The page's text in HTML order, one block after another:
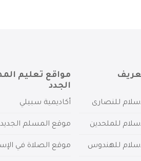
للنصارى
للملحدين
للهندوس
مواقع تعليم
الجدد
أكاديمية سبيلي
موقع المسلم الجديد
موقع الصلاة في